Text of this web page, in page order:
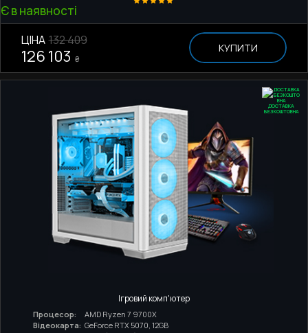
Є в наявності
ЦІНА 132 409
126 103 ₴
КУПИТИ
ДОСТАВКА
БЕЗКОШТОВНА
Ігровий комп'ютер
Процесор:
AMD Ryzen 7 9700X
Відеокарта: GeForce RTX 5070, 12GB